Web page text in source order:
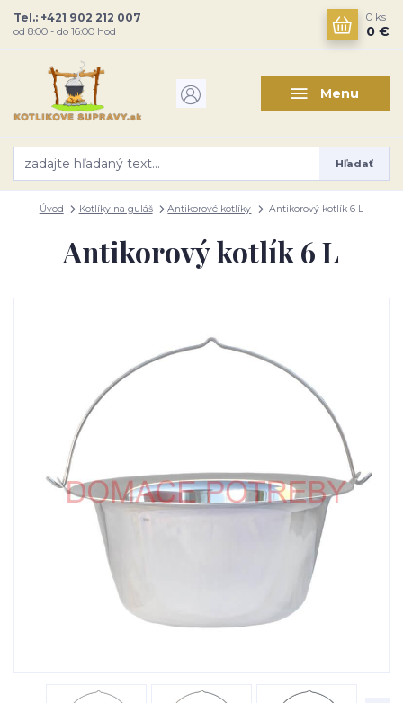
Menu
Hľadať
Tel.: +421 902 212 007
od 8:00 - do 16:00 hod
0 ks
0 €
Úvod Kotlíky na guláš Antikorové kotlíky Antikorový kotlík 6 L
Antikorový kotlík 6 L